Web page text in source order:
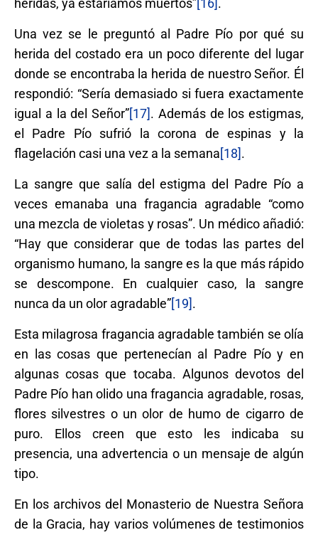
Una vez se le preguntó al Padre Pío por qué su
herida del costado era un poco diferente del lugar
donde se encontraba la herida de nuestro Señor. Él
respondió: “Sería demasiado si fuera exactamente
igual a la del Señor”[17]. Además de los estigmas,
el Padre Pío sufrió la corona de espinas y la
flagelación casi una vez a la semana[18].
La sangre que salía del estigma del Padre Pío a
veces emanaba una fragancia agradable “como
una mezcla de violetas y rosas”. Un médico añadió:
“Hay que considerar que de todas las partes del
organismo humano, la sangre es la que más rápido
se descompone. En cualquier caso, la sangre
nunca da un olor agradable”[19].
Esta milagrosa fragancia agradable también se olía
en las cosas que pertenecían al Padre Pío y en
algunas cosas que tocaba. Algunos devotos del
Padre Pío han olido una fragancia agradable, rosas,
flores silvestres o un olor de humo de cigarro de
puro. Ellos creen que esto les indicaba su
presencia, una advertencia o un mensaje de algún
tipo.
En los archivos del Monasterio de Nuestra Señora
de la Gracia, hay varios volúmenes de testimonios